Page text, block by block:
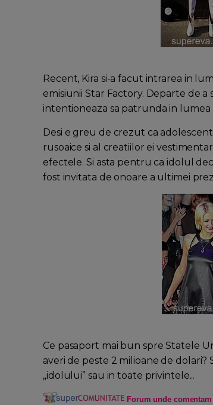
Recent, Kira si-a facut intrarea in
emisiunii Star Factory. Departe de a
intentioneaza sa patrunda in lumea
Desi e greu de crezut ca
rusoaice si al creatiilor ei
efectele. Si asta pentru ca idolul
fost invitata de onoare a ultimei
Ce pasaport mai bun spre Statele
averi de peste 2 milioane de
„idolului” sau in toate privintele...
Forum unde